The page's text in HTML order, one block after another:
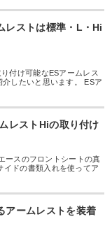
レストは標準・L・Hi
付け可能なESアームレス
したいと思います。 ESア
レストHiの取り付け
ースのフロントシートの真
イドの書類入れを使ってア
アームレストを装着